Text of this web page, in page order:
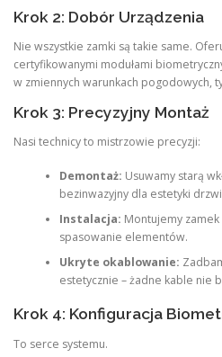
Krok 2: Dobór Urządzenia
Nie wszystkie zamki są takie same.
certyfikowanymi modułami
w zmiennych warunkach pogodowych,
Krok 3: Precyzyjny Montaż
Nasi technicy to mistrzowie precyzji:
Demontaż: Usuwamy starą
bezinwazyjny dla estetyki
Instalacja: Montujemy
spasowanie elementów.
Ukryte okablowanie:
estetycznie – żadne kable nie
Krok 4: Konfiguracja
To serce systemu.